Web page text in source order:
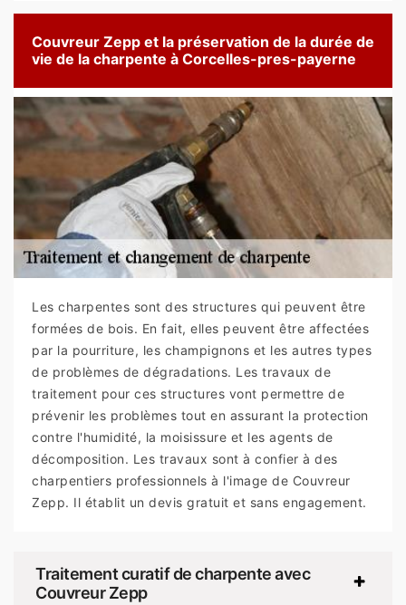
Couvreur Zepp et la préservation de la durée de
vie de la charpente à Corcelles-pres-payerne
Les charpentes sont des structures qui peuvent être
formées de bois. En fait, elles peuvent être affectées
par la pourriture, les champignons et les autres types
de problèmes de dégradations. Les travaux de
traitement pour ces structures vont permettre de
prévenir les problèmes tout en assurant la protection
contre l'humidité, la moisissure et les agents de
décomposition. Les travaux sont à confier à des
charpentiers professionnels à l'image de Couvreur
Zepp. Il établit un devis gratuit et sans engagement.
Traitement curatif de charpente avec
Couvreur Zepp